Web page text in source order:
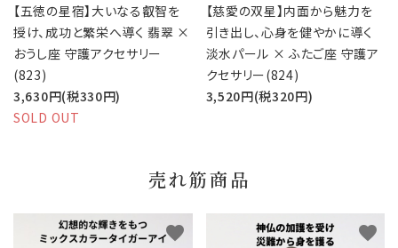
【五徳の星宿】大いなる叡智を
授け、成功と繁栄へ導く 翡翠 ×
おうし座 守護アクセサリー
(823)
3,630円(税330円)
SOLD OUT
【慈愛の双星】内面から魅力を
引き出し、心身を健やかに導く
淡水パール × ふたご座 守護ア
クセサリー(824)
3,520円(税320円)
売れ筋商品
favorite favorite